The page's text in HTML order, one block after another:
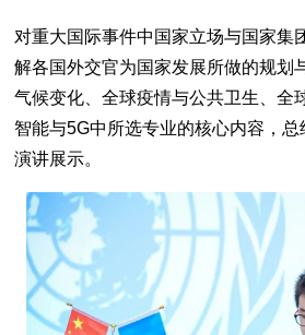
对重大国际事件中国家立场与国家集
解各国外交官为国家发展所做的规划
气候变化、全球疫情与公共卫生、全
智能与5G中所选专业的核心内容，
演讲展示。